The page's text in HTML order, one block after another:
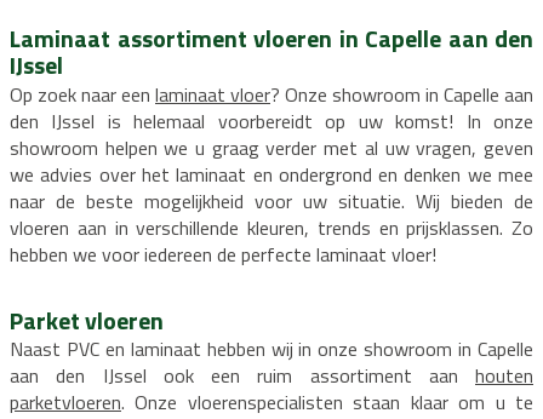
Laminaat assortiment vloeren in Capelle aan den
IJssel
Op zoek naar een laminaat vloer? Onze showroom in Capelle aan
den IJssel is helemaal voorbereidt op uw komst! In onze
showroom helpen we u graag verder met al uw vragen, geven
we advies over het laminaat en ondergrond en denken we mee
naar de beste mogelijkheid voor uw situatie. Wij bieden de
vloeren aan in verschillende kleuren, trends en prijsklassen. Zo
hebben we voor iedereen de perfecte laminaat vloer!
Parket vloeren
Naast PVC en laminaat hebben wij in onze showroom in Capelle
aan den IJssel ook een ruim assortiment aan houten
parketvloeren. Onze vloerenspecialisten staan klaar om u te